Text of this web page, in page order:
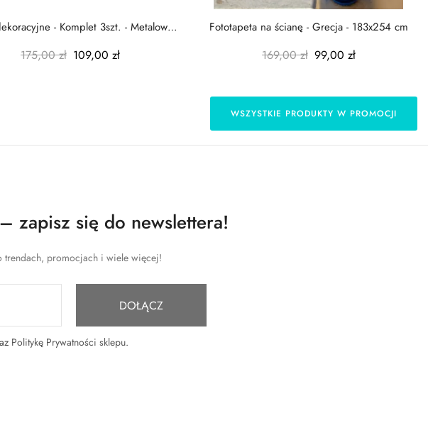
- Komplet 3szt. - Metalowe
175,00 zł 109,00 zł
Fototapeta na ścianę - Grecja - 183x254 cm
169,00 zł 99,00 zł
WSZYSTKIE PRODUKTY W PROMOCJI
zapisz się do newslettera!
trendach, promocjach i wiele więcej!
DOŁĄCZ
Politykę Prywatności sklepu.